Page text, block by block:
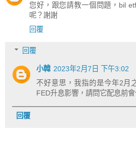
您好，跟您請教一個問題，bil
呢？謝謝
回覆
回覆
小韓 2023年2月7日 下午3:02
不好意思，我指的是今年2月
FED升息影響，請問它配息前
回覆